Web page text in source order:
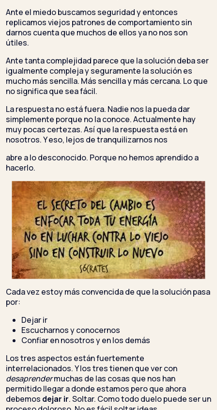
Ante el miedo buscamos seguridad y entonces
replicamos viejos patrones de comportamiento sin
darnos cuenta que muchos de ellos ya no nos son
útiles.
Ante tanta complejidad parece que la solución deba ser
igualmente compleja y seguramente la solución es
mucho más sencilla. Más sencilla y más cercana. Lo que
no significa que sea fácil.
La respuesta no está fuera. Nadie nos la pueda dar
simplemente porque no la conoce. Actualmente hay
muy pocas certezas. Así que la respuesta está en
nosotros. Y eso, lejos de tranquilizarnos nos
abre a lo desconocido. Porque no hemos aprendido a
hacerlo.
Cada vez estoy más convencida de que la solución pasa
por:
Dejar ir
Escucharnos y conocernos
Confiar en nosotros y en los demás
Los tres aspectos están fuertemente
interrelacionados. Y los tres tienen que ver con
desaprendermuchas de las cosas que nos han
permitido llegar a donde estamos pero que ahora
debemos dejar ir. Soltar. Como todo duelo puede ser un